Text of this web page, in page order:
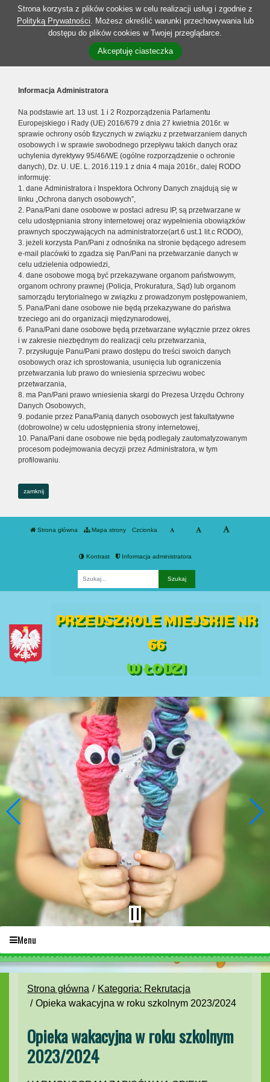
Strona korzysta z plików cookies w celu realizacji usług i zgodnie z
Polityką Prywatności. Możesz określić warunki przechowywania lub
dostępu do plików cookies w Twojej przeglądarce.
Akceptuję ciasteczka
Informacja Administratora
Na podstawie art. 13 ust. 1 i 2 Rozporządzenia Parlamentu
Europejskiego i Rady (UE) 2016/679 z dnia 27 kwietnia 2016r. w
sprawie ochrony osób fizycznych w związku z przetwarzaniem danych
osobowych i w sprawie swobodnego przepływu takich danych oraz
uchylenia dyrektywy 95/46/WE (ogólne rozporządzenie o ochronie
danych), Dz. U. UE. L. 2016.119.1 z dnia 4 maja 2016r., dalej RODO
informuję:
1. dane Administratora i Inspektora Ochrony Danych znajdują się w
linku „Ochrona danych osobowych”,
2. Pana/Pani dane osobowe w postaci adresu IP, są przetwarzane w
celu udostępniania strony internetowej oraz wypełnienia obowiązków
prawnych spoczywających na administratorze(art.6 ust.1 lit.c RODO),
3. jeżeli korzysta Pan/Pani z odnośnika na stronie będącego adresem
e-mail placówki to zgadza się Pan/Pani na przetwarzanie danych w
celu udzielenia odpowiedzi,
4. dane osobowe mogą być przekazywane organom państwowym,
organom ochrony prawnej (Policja, Prokuratura, Sąd) lub organom
samorządu terytorialnego w związku z prowadzonym postępowaniem,
5. Pana/Pani dane osobowe nie będą przekazywane do państwa
trzeciego ani do organizacji międzynarodowej,
6. Pana/Pani dane osobowe będą przetwarzane wyłącznie przez okres
i w zakresie niezbędnym do realizacji celu przetwarzania,
7. przysługuje Panu/Pani prawo dostępu do treści swoich danych
osobowych oraz ich sprostowania, usunięcia lub ograniczenia
przetwarzania lub prawo do wniesienia sprzeciwu wobec
przetwarzania,
8. ma Pan/Pani prawo wniesienia skargi do Prezesa Urzędu Ochrony
Danych Osobowych,
9. podanie przez Pana/Panią danych osobowych jest fakultatywne
(dobrowolne) w celu udostępnienia strony internetowej,
10. Pana/Pani dane osobowe nie będą podlegały zautomatyzowanym
procesom podejmowania decyzji przez Administratora, w tym
profilowaniu.
zamknij
Strona główna Mapa strony Czcionka
Kontrast Informacja administratora
PRZEDSZKOLE MIEJSKIE NR
66
W ŁODZI
Menu
Strona główna
Kategoria: Rekrutacja
Opieka wakacyjna w roku szkolnym 2023/2024
Opieka wakacyjna w roku szkolnym
2023/2024